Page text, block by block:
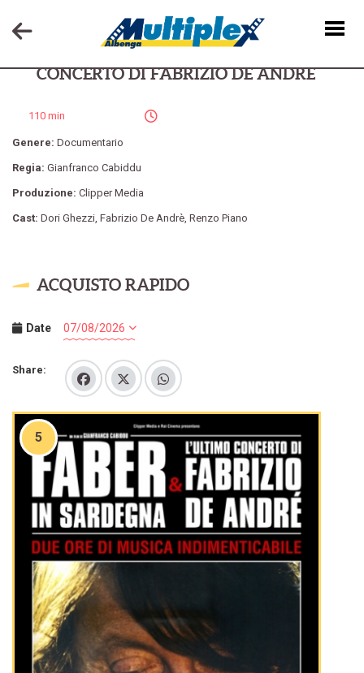
FABER IN SARDEGNA & L´ULTIMO
CONCERTO DI FABRIZIO DE ANDRÉ
110 min
Genere: Documentario
Regia: Gianfranco Cabiddu
Produzione: Clipper Media
Cast: Dori Ghezzi, Fabrizio De Andrè, Renzo Piano
ACQUISTO RAPIDO
Date
Share:
5